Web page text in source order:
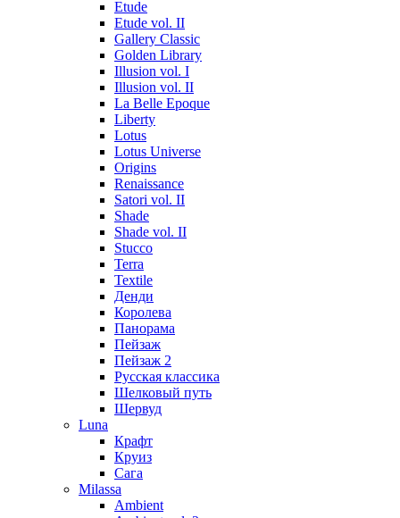
Etude
Etude vol. II
Gallery Classic
Golden Library
Illusion vol. I
Illusion vol. II
La Belle Epoque
Liberty
Lotus
Lotus Universe
Origins
Renaissance
Satori vol. II
Shade
Shade vol. II
Stucco
Terra
Textile
Денди
Королева
Панорама
Пейзаж
Пейзаж 2
Русская классика
Шелковый путь
Шервуд
Luna
Крафт
Круиз
Сага
Milassa
Ambient